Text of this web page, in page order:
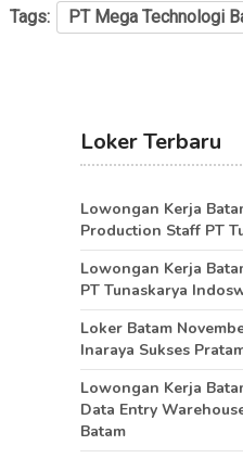
Tags: PT Mega Technologi
Loker Terbaru
Lowongan Kerja
Production Staff PT
Lowongan Kerja
PT Tunaskarya
Loker Batam
Inaraya Sukses
Lowongan Kerja
Data Entry
Batam